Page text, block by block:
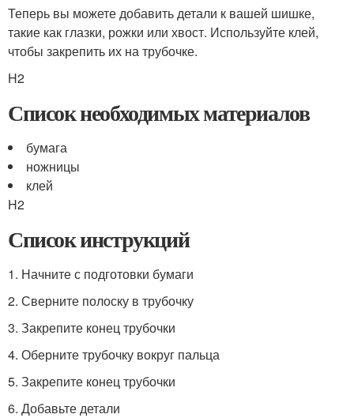
Теперь вы можете добавить детали к вашей шишке,
такие как глазки, рожки или хвост. Используйте клей,
чтобы закрепить их на трубочке.
H2
Список необходимых материалов
бумага
ножницы
клей
H2
Список инструкций
1. Начните с подготовки бумаги
2. Сверните полоску в трубочку
3. Закрепите конец трубочки
4. Оберните трубочку вокруг пальца
5. Закрепите конец трубочки
6. Добавьте детали